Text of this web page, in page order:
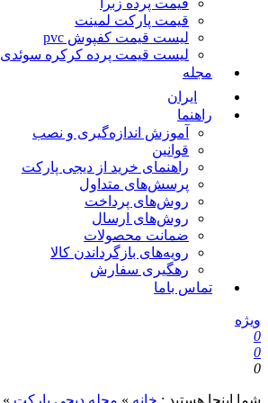
قیمت پرده زبرا
قیمت پارکت لمینت
لیست قیمت کفپوش pvc
لیست قیمت پرده کرکره سوئدی
مجله
ایران
راهنما
آموزش اندازه‌گیری و نصب
قوانین
راهنمای خرید از دیجی پارکت
پرسش‌های متداول
روش‌های پرداخت
روش‌های ارسال
ضمانت محصولات
رویه‌های بازگرداندن کالا
رهگیری سفارش
تماس باما
ویژه
0
0
0
شما اینجا هستید : خانه » مجله دیجی پارکت »